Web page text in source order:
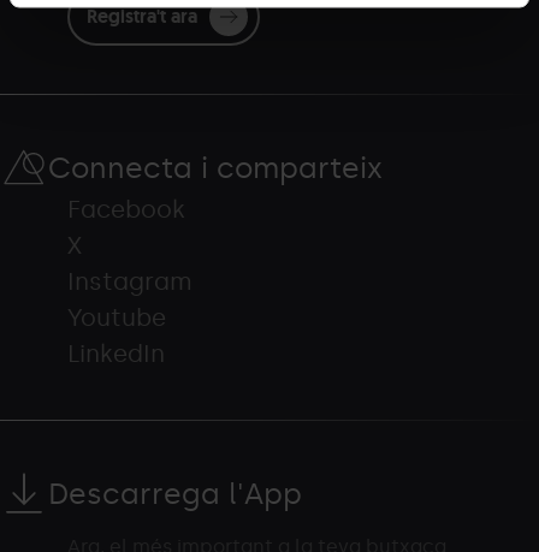
Registra't ara
Connecta i comparteix
Facebook
X
Instagram
Youtube
LinkedIn
Descarrega l'App